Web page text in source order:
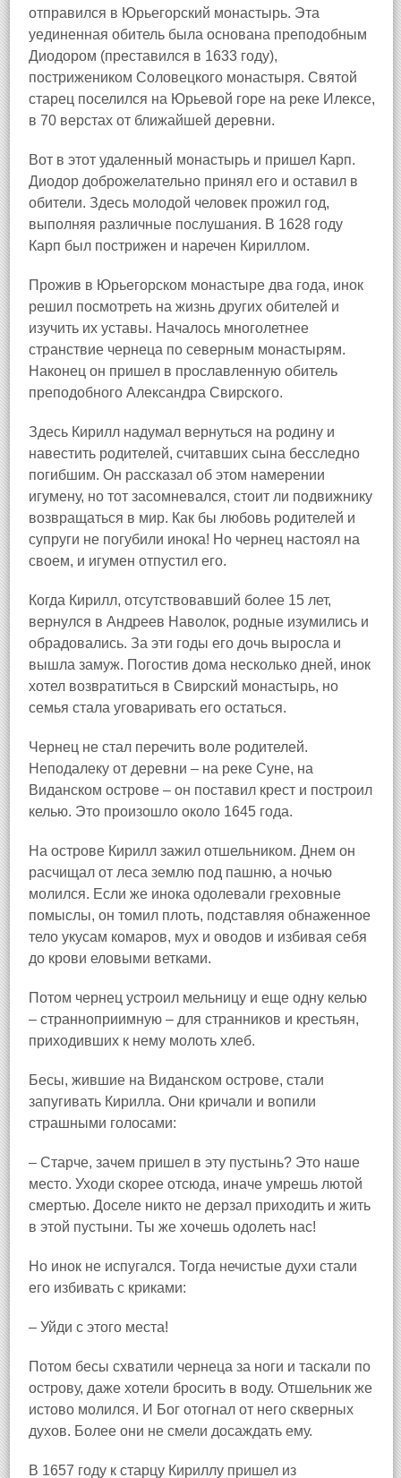
отправился в Юрьегорский монастырь. Эта
уединенная обитель была основана преподобным
Диодором (преставился в 1633 году),
пострижеником Соловецкого монастыря. Святой
старец поселился на Юрьевой горе на реке Илексе,
в 70 верстах от ближайшей деревни.
Вот в этот удаленный монастырь и пришел Карп.
Диодор доброжелательно принял его и оставил в
обители. Здесь молодой человек прожил год,
выполняя различные послушания. В 1628 году
Карп был пострижен и наречен Кириллом.
Прожив в Юрьегорском монастыре два года, инок
решил посмотреть на жизнь других обителей и
изучить их уставы. Началось многолетнее
странствие чернеца по северным монастырям.
Наконец он пришел в прославленную обитель
преподобного Александра Свирского.
Здесь Кирилл надумал вернуться на родину и
навестить родителей, считавших сына бесследно
погибшим. Он рассказал об этом намерении
игумену, но тот засомневался, стоит ли подвижнику
возвращаться в мир. Как бы любовь родителей и
супруги не погубили инока! Но чернец настоял на
своем, и игумен отпустил его.
Когда Кирилл, отсутствовавший более 15 лет,
вернулся в Андреев Наволок, родные изумились и
обрадовались. За эти годы его дочь выросла и
вышла замуж. Погостив дома несколько дней, инок
хотел возвратиться в Свирский монастырь, но
семья стала уговаривать его остаться.
Чернец не стал перечить воле родителей.
Неподалеку от деревни – на реке Суне, на
Виданском острове – он поставил крест и построил
келью. Это произошло около 1645 года.
На острове Кирилл зажил отшельником. Днем он
расчищал от леса землю под пашню, а ночью
молился. Если же инока одолевали греховные
помыслы, он томил плоть, подставляя обнаженное
тело укусам комаров, мух и оводов и избивая себя
до крови еловыми ветками.
Потом чернец устроил мельницу и еще одну келью
– странноприимную – для странников и крестьян,
приходивших к нему молоть хлеб.
Бесы, жившие на Виданском острове, стали
запугивать Кирилла. Они кричали и вопили
страшными голосами:
– Старче, зачем пришел в эту пустынь? Это наше
место. Уходи скорее отсюда, иначе умрешь лютой
смертью. Доселе никто не дерзал приходить и жить
в этой пустыни. Ты же хочешь одолеть нас!
Но инок не испугался. Тогда нечистые духи стали
его избивать с криками:
– Уйди с этого места!
Потом бесы схватили чернеца за ноги и таскали по
острову, даже хотели бросить в воду. Отшельник же
истово молился. И Бог отогнал от него скверных
духов. Более они не смели досаждать ему.
В 1657 году к старцу Кириллу пришел из